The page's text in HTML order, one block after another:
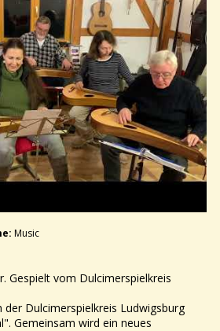
Music
Gespielt vom Dulcimerspielkreis
der Dulcimerspielkreis Ludwigsburg
Gemeinsam wird ein neues